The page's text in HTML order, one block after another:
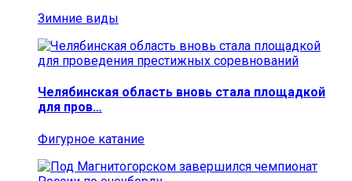
Зимние виды
Челябинская область вновь стала площадкой
для пров…
Фигурное катание